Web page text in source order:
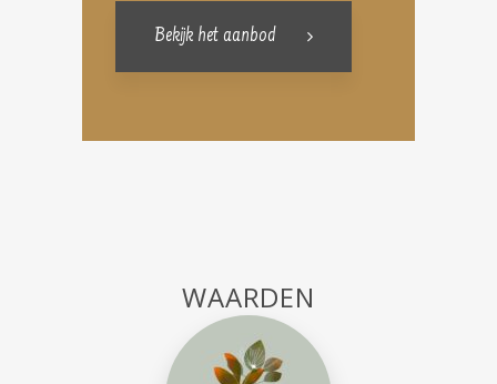
Bekijk het aanbod
WAARDEN